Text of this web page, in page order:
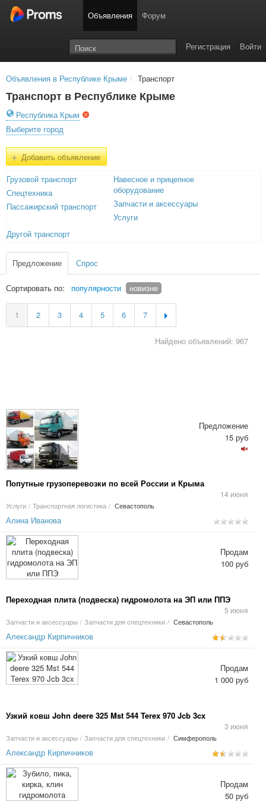
Объявления Форум
Войти
Регистрация
Объявления в Республике Крыме / Транспорт
Транспорт в Республике Крыме
Республика Крым
Выберите город
+Добавить объявление
Грузовой транспорт
Спецтехника
Пассажирский транспорт
Навесное и прицепное
оборудование
Запчасти и аксессуары
Услуги
Другой транспорт
Предложение Спрос
Сортировать по: популярности новизне
1 2 3 4 5 6 7
Найдено объявлений: 967
Попутные грузоперевозки по всей России и Крыма
14 июня
Услуги / Транспортная логистика / Севастополь
Предложение
15 руб
Алина Иванова
Переходная плита (подвеска) гидромолота на ЭП или ППЭ
5 июня
Запчасти и аксессуары / Запчасти для спецтехники / Севастополь
Продам
100 руб
Александр Кирпичников
Узкий ковш John deere 325 Mst 544 Terex 970 Jcb 3cx
3 июня
Запчасти и аксессуары / Запчасти для спецтехники / Симферополь
Продам
1 000 руб
Александр Кирпичников
Продам
50 руб